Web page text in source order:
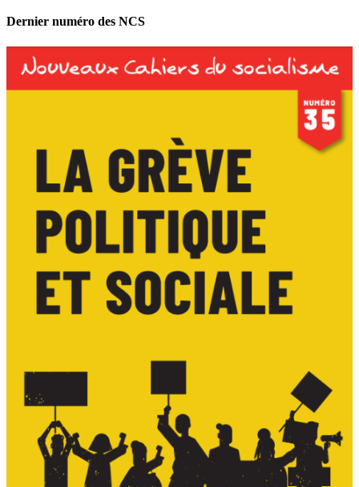
Dernier numéro des NCS